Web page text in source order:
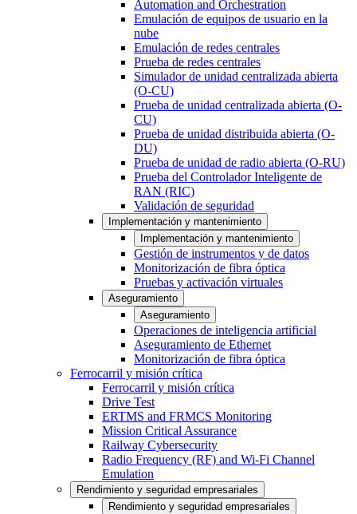
Automation and Orchestration
Emulación de equipos de usuario en la
nube
Emulación de redes centrales
Prueba de redes centrales
Simulador de unidad centralizada abierta
(O-CU)
Prueba de unidad centralizada abierta (O-
CU)
Prueba de unidad distribuida abierta (O-
DU)
Prueba de unidad de radio abierta (O-RU)
Prueba del Controlador Inteligente de
RAN (RIC)
Validación de seguridad
Implementación y mantenimiento
Implementación y mantenimiento
Gestión de instrumentos y de datos
Monitorización de fibra óptica
Pruebas y activación virtuales
Aseguramiento
Aseguramiento
Operaciones de inteligencia artificial
Aseguramiento de Ethernet
Monitorización de fibra óptica
Ferrocarril y misión crítica
Ferrocarril y misión crítica
Drive Test
ERTMS and FRMCS Monitoring
Mission Critical Assurance
Railway Cybersecurity
Radio Frequency (RF) and Wi-Fi Channel
Emulation
Rendimiento y seguridad empresariales
Rendimiento y seguridad empresariales